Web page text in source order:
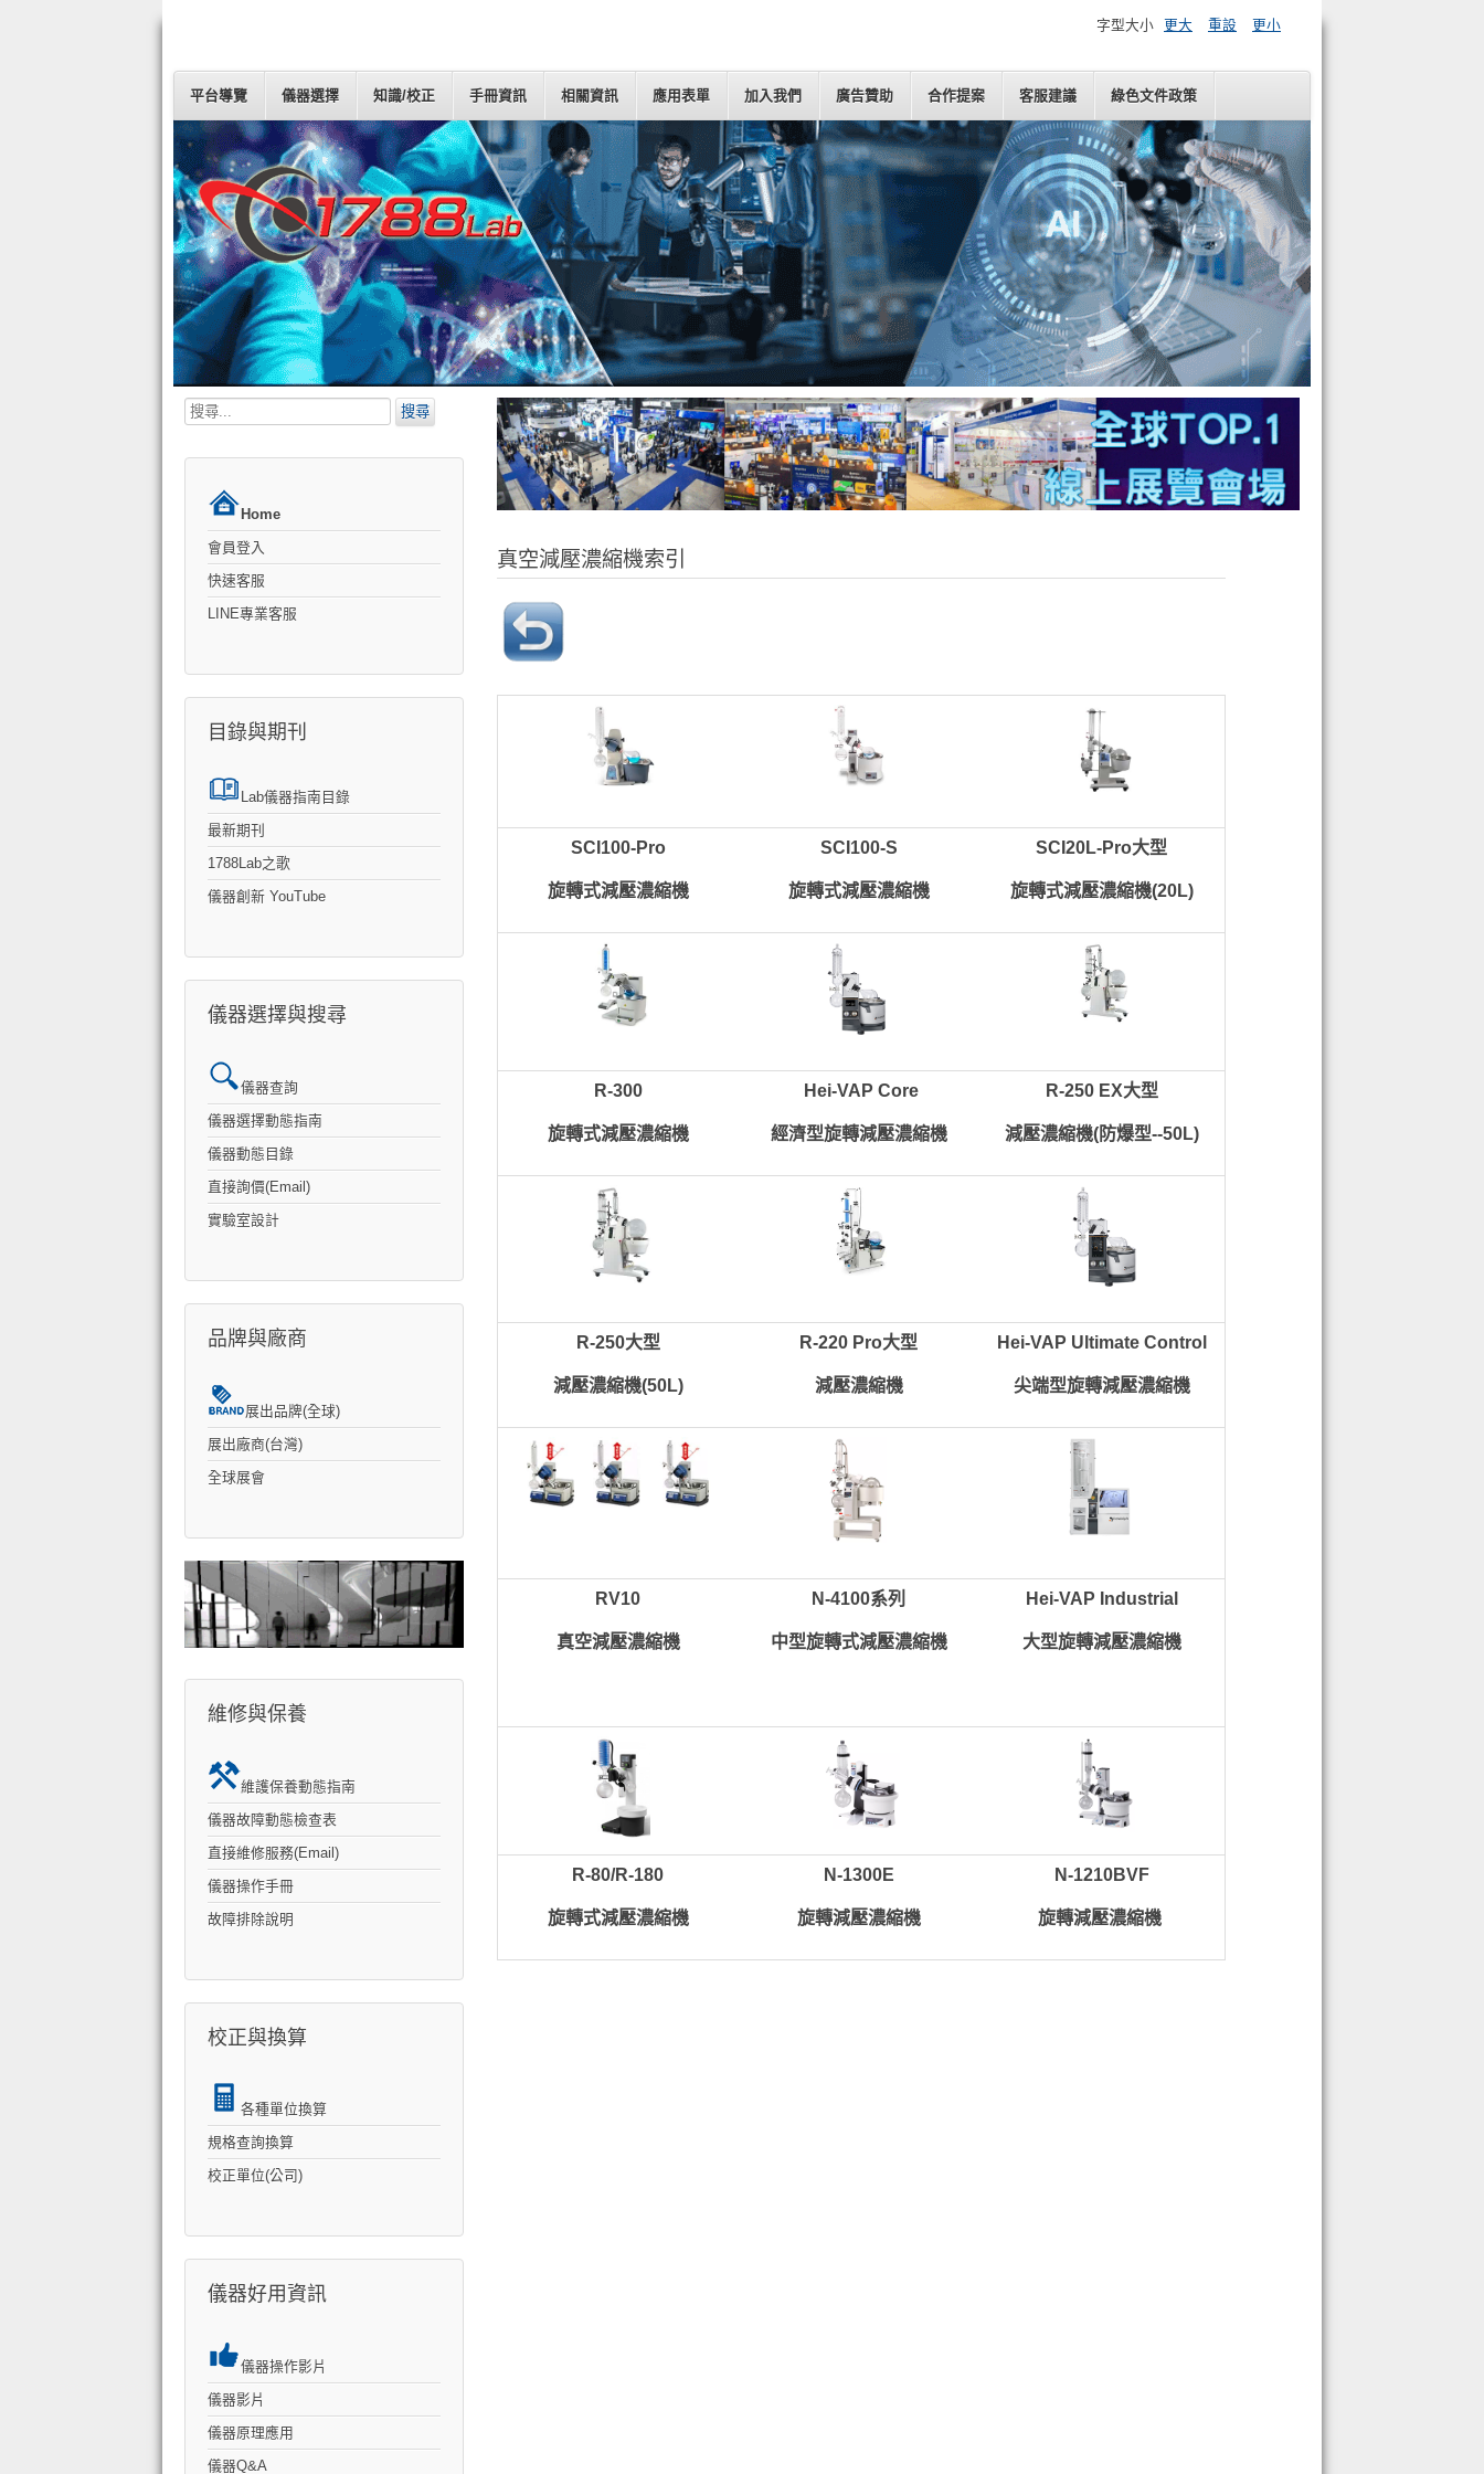
平台導覽 儀器選擇 知識/校正 手冊資訊 相關資訊 應用表單 加入我們 廣告贊助 合作提案 客服建議 綠色文件政策
字型大小 更大 重設 更小
搜
搜尋
Home
會員登入
快速客服
LINE專業客服
目錄與期刊
Lab儀器指南目錄
最新期刊
1788Lab之歌
儀器創新 YouTube
儀器選擇與搜尋
儀器查詢
儀器選擇動態指南
儀器動態目錄
直接詢價(Email)
實驗室設計
品牌與廠商
展出品牌(全球)
展出廠商(台灣)
全球展會
維修與保養
維護保養動態指南
儀器故障動態檢查表
直接維修服務(Email)
儀器操作手冊
故障排除說明
校正與換算
各種單位換算
規格查詢換算
校正單位(公司)
儀器好用資訊
儀器操作影片
儀器影片
儀器原理應用
儀器Q&A
真空減壓濃縮機索引
SCI100-Pro
旋轉式減壓濃縮機
SCI100-S
旋轉式減壓濃縮機
SCI20L-Pro大型
旋轉式減壓濃縮機(20L)
R-300
旋轉式減壓濃縮機
Hei-VAP Core
經濟型旋轉減壓濃縮機
R-250 EX大型
減壓濃縮機(防爆型--50L)
R-250大型
減壓濃縮機(50L)
R-220 Pro大型
減壓濃縮機
Hei-VAP Ultimate Control
尖端型旋轉減壓濃縮機
RV10
真空減壓濃縮機
N-4100系列
中型旋轉式減壓濃縮機
Hei-VAP Industrial
大型旋轉減壓濃縮機
R-80/R-180
旋轉式減壓濃縮機
N-1300E
旋轉減壓濃縮機
N-1210BVF
旋轉減壓濃縮機